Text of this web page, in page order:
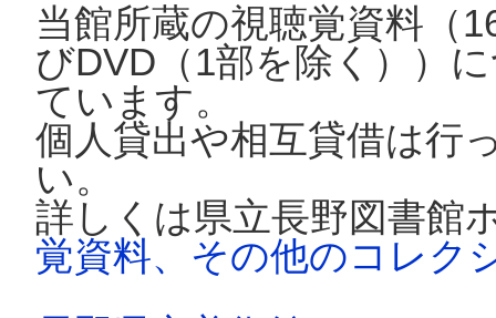
当館所蔵の視聴覚資料（
びDVD（1部を除く））
ています。
個人貸出や相互貸借は行
い。
詳しくは県立長野図書館
覚資料、その他のコレク